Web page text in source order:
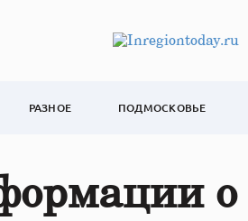
РАЗНОЕ ПОДМОСКОВЬЕ